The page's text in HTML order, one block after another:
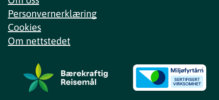
Personvernerklæring
Cookies
Om nettstedet